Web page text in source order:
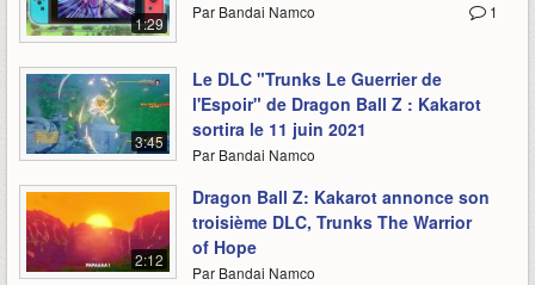
1:29
1
Par Bandai Namco
3:45
Le DLC "Trunks Le Guerrier de
l'Espoir" de Dragon Ball Z : Kakarot
sortira le 11 juin 2021
Par Bandai Namco
2:12
Dragon Ball Z: Kakarot annonce son
troisième DLC, Trunks The Warrior
of Hope
Par Bandai Namco